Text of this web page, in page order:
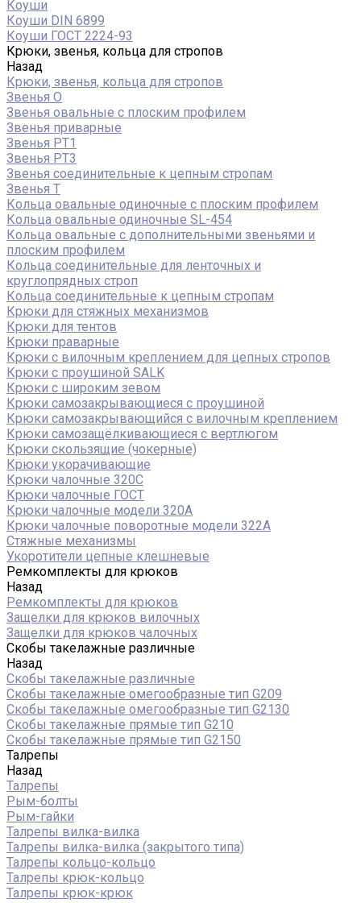
Коуши
Коуши DIN 6899
Коуши ГОСТ 2224-93
Крюки, звенья, кольца для стропов
Назад
Крюки, звенья, кольца для стропов
Звенья О
Звенья овальные с плоским профилем
Звенья приварные
Звенья РТ1
Звенья РТ3
Звенья соединительные к цепным стропам
Звенья Т
Кольца овальные одиночные c плоским профилем
Кольца овальные одиночные SL-454
Кольца овальные с дополнительными звеньями и
плоским профилем
Кольца соединительные для ленточных и
круглопрядных строп
Кольца соединительные к цепным стропам
Крюки для стяжных механизмов
Крюки для тентов
Крюки праварные
Крюки с вилочным креплением для цепных стропов
Крюки с проушиной SALK
Крюки с широким зевом
Крюки самозакрывающиеся с проушиной
Крюки самозакрывающийся с вилочным креплением
Крюки самозащёлкивающиеся с вертлюгом
Крюки скользящие (чокерные)
Крюки укорачивающие
Крюки чалочные 320C
Крюки чалочные ГОСТ
Крюки чалочные модели 320А
Крюки чалочные поворотные модели 322А
Стяжные механизмы
Укоротители цепные клешневые
Ремкомплекты для крюков
Назад
Ремкомплекты для крюков
Защелки для крюков вилочных
Защелки для крюков чалочных
Скобы такелажные различные
Назад
Скобы такелажные различные
Скобы такелажные омегообразные тип G209
Скобы такелажные омегообразные тип G2130
Скобы такелажные прямые тип G210
Скобы такелажные прямые тип G2150
Талрепы
Назад
Талрепы
Рым-болты
Рым-гайки
Талрепы вилка-вилка
Талрепы вилка-вилка (закрытого типа)
Талрепы кольцо-кольцо
Талрепы крюк-кольцо
Талрепы крюк-крюк